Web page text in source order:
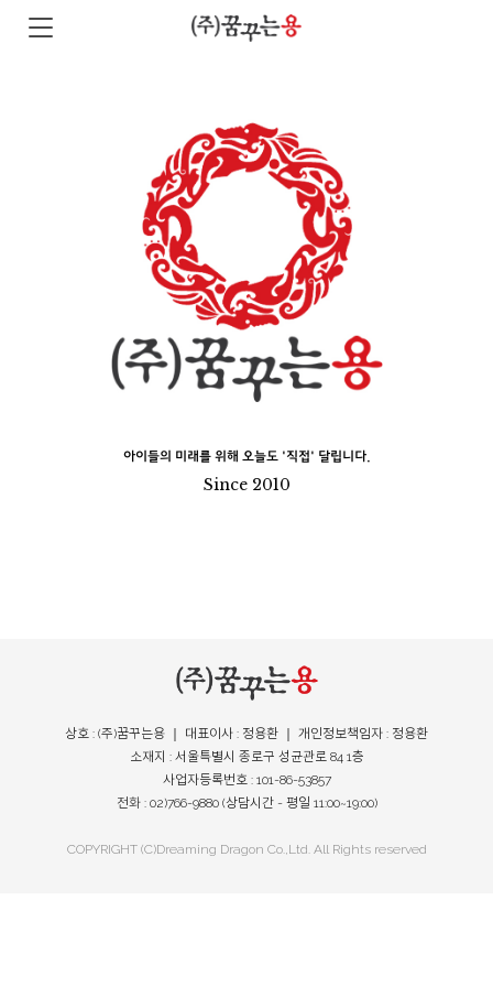
아이들의 미래를 위해 오늘도 '직접' 달립니다.
Since 2010
상호 : (주)꿈꾸는용 ｜ 대표이사 : 정용환 ｜ 개인정보책임자 : 정용환
소재지 : 서울특별시 종로구 성균관로 84 1층
사업자등록번호 : 101-86-53857
전화 : 02)766-9880 (상담시간 - 평일 11:00~19:00)
COPYRIGHT (C)Dreaming Dragon Co.,Ltd. All Rights reserved